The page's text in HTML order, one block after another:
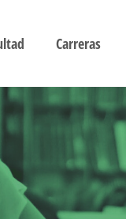
Carreras